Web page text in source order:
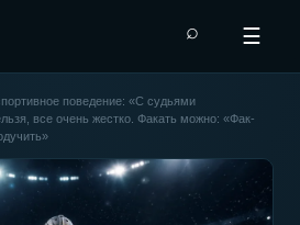
⌕ ☰
поведение: «С судьями
все очень жестко. Факать можно: «Фак-